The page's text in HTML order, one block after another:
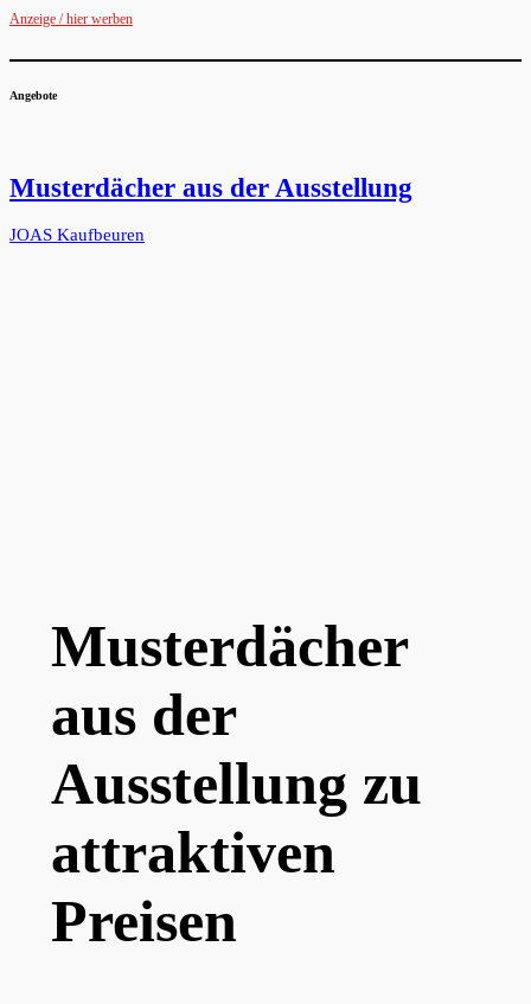
Anzeige / hier werben
Angebote
Musterdächer aus der Ausstellung
JOAS Kaufbeuren
Musterdächer
aus der
Ausstellung zu
attraktiven
Preisen